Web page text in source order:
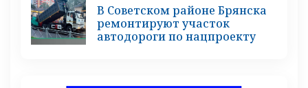
В Советском районе Брянска
ремонтируют участок
автодороги по нацпроекту